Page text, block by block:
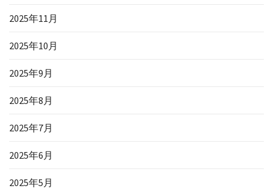
2025年11月
2025年10月
2025年9月
2025年8月
2025年7月
2025年6月
2025年5月